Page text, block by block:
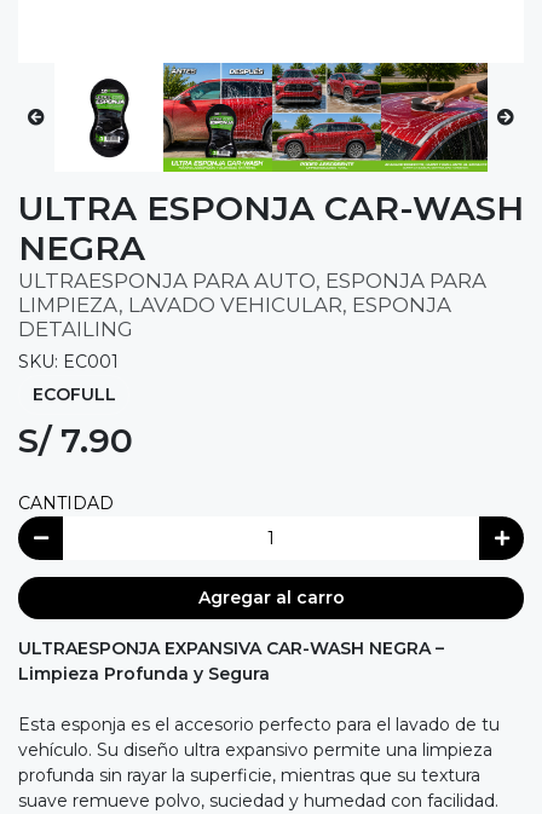
ULTRA ESPONJA CAR-WASH
NEGRA
ULTRAESPONJA PARA AUTO, ESPONJA PARA
LIMPIEZA, LAVADO VEHICULAR, ESPONJA
DETAILING
SKU: EC001
ECOFULL
S/ 7.90
CANTIDAD
Agregar al carro
ULTRAESPONJA EXPANSIVA CAR-WASH NEGRA –
Limpieza Profunda y Segura
Esta esponja es el accesorio perfecto para el lavado de tu
vehículo. Su diseño ultra expansivo permite una limpieza
profunda sin rayar la superficie, mientras que su textura
suave remueve polvo, suciedad y humedad con facilidad.